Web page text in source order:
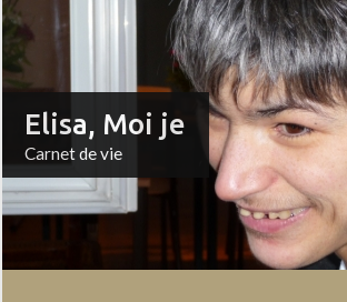
Elisa, Moi je
Carnet de vie